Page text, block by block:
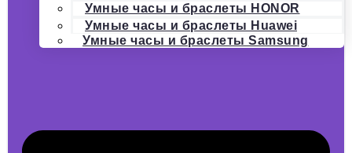
Умные часы и браслеты HONOR
Умные часы и браслеты Huawei
Умные часы и браслеты Samsung